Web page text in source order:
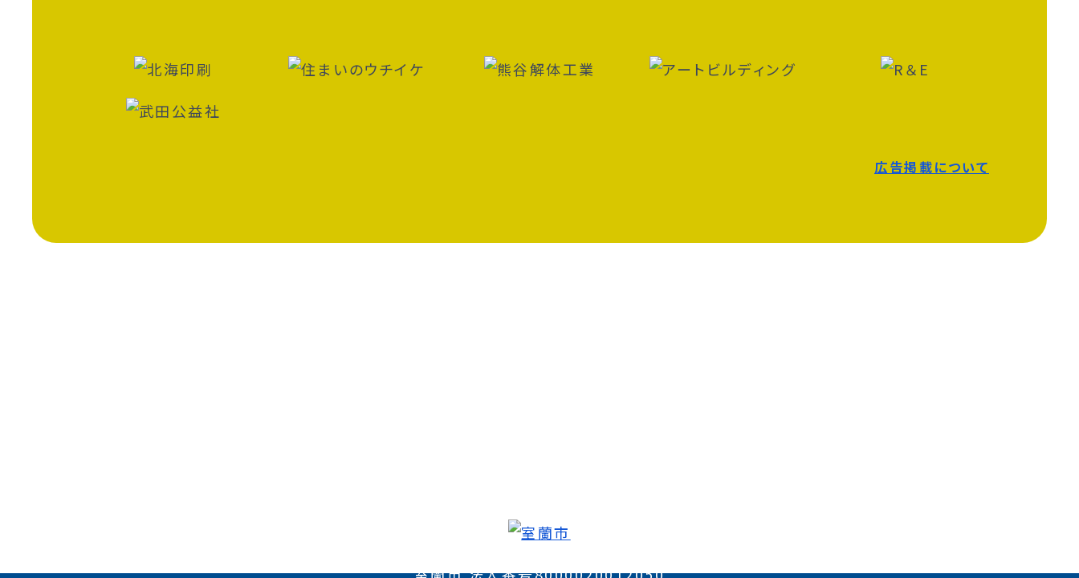
広告掲載について
室蘭市 法人番号8000020012050